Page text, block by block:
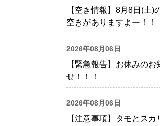
【空き情報】8月8日(土)
空きがありますよー！！
2026年08月06日
【緊急報告】お休みのお
せ！！！
2026年08月06日
【注意事項】タモとスカ